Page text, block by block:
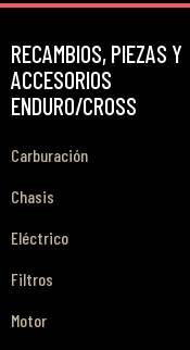
RECAMBIOS, PIEZAS Y
ACCESORIOS
ENDURO/CROSS
Carburación
Chasis
Eléctrico
Filtros
Motor